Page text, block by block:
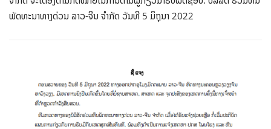
ພັດທະນາທາງດ່ວນ ລາວ-ຈີນ ຈຳກັດ ວັນທີ 5 ມິຖຸນາ 2022